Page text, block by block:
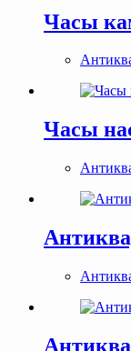
Часы
Часы